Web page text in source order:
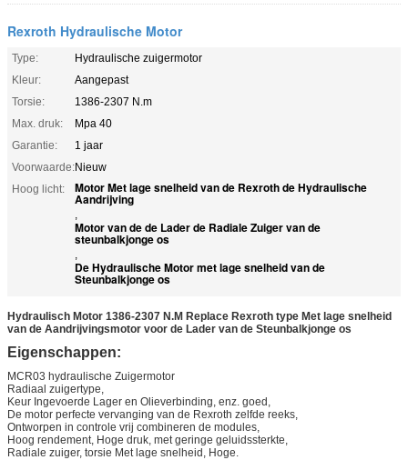
Rexroth Hydraulische Motor
Type:
Hydraulische zuigermotor
Kleur:
Aangepast
Torsie:
1386-2307 N.m
Max. druk:
Mpa 40
Garantie:
1 jaar
Voorwaarde:Nieuw
Hoog licht:
Motor Met lage snelheid van de Rexroth de Hydraulische
Aandrijving
,
Motor van de de Lader de Radiale Zuiger van de
steunbalkjonge os
,
De Hydraulische Motor met lage snelheid van de
Steunbalkjonge os
Hydraulisch Motor 1386-2307 N.M Replace Rexroth type Met lage snelheid
van de Aandrijvingsmotor voor de Lader van de Steunbalkjonge os
Eigenschappen:
MCR03 hydraulische Zuigermotor
Radiaal zuigertype,
Keur Ingevoerde Lager en Olieverbinding, enz. goed,
De motor perfecte vervanging van de Rexroth zelfde reeks,
Ontworpen in controle vrij combineren de modules,
Hoog rendement, Hoge druk, met geringe geluidssterkte,
Radiale zuiger, torsie Met lage snelheid, Hoge.